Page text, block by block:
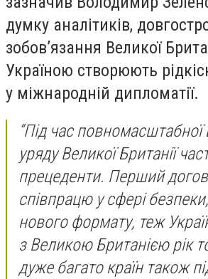
думку аналітиків,
зобов’язання Великої
Україною створюють
у міжнародній дипломатії.
“Під час повномасштабної
уряду Великої Британії
прецеденти. Перший
співпрацю у сфері
нового формату, теж
з Великою Британією рік
дуже багато країн також